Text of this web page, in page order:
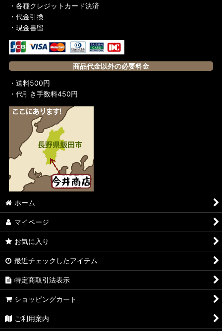
・各種クレジットカード決済
・代金引換
・現金書留
商品代金以外の必要料金
・送料500円
・代引き手数料450円
ホーム
マイページ
お気に入り
最近チェックしたアイテム
特定商取引法表示
ショッピングカート
ご利用案内